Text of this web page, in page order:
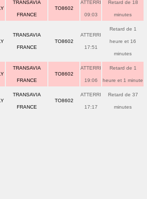
TRANSAVIA
FRANCE
TO8602
ATTERRI
09:03
Retard de 18
minutes
TRANSAVIA
FRANCE
TO8602
ATTERRI
17:51
Retard de 1
heure et 16
minutes
TRANSAVIA
FRANCE
TO8602
ATTERRI
19:06
Retard de 1
heure et 1 minute
TRANSAVIA
FRANCE
TO8602
ATTERRI
17:17
Retard de 37
minutes